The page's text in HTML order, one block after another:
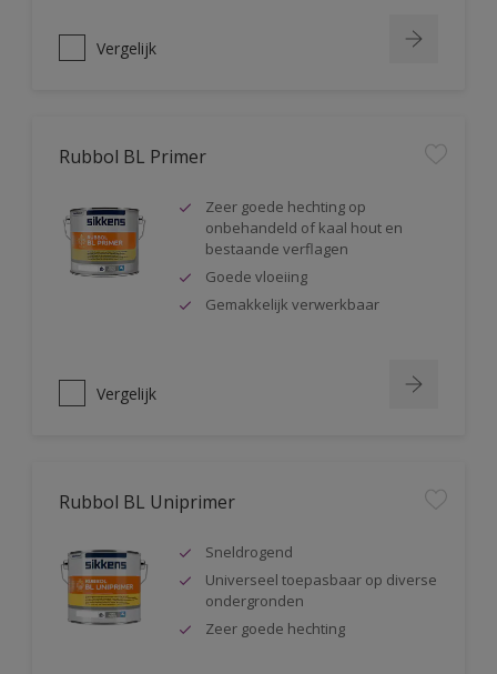
Vergelijk
Rubbol BL Primer
Zeer goede hechting op
onbehandeld of kaal hout en
bestaande verflagen
Goede vloeiing
Gemakkelijk verwerkbaar
Vergelijk
Rubbol BL Uniprimer
Sneldrogend
Universeel toepasbaar op diverse
ondergronden
Zeer goede hechting